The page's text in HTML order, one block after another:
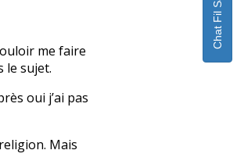
me faire
le sujet.
oui j’ai pas
Mais